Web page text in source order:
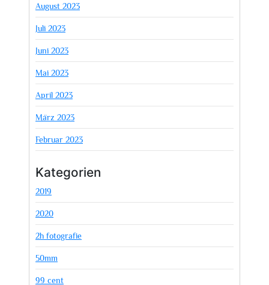
August 2023
Juli 2023
Juni 2023
Mai 2023
April 2023
März 2023
Februar 2023
Kategorien
2019
2020
2h fotografie
50mm
99 cent